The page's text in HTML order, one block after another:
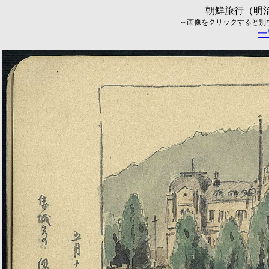
朝鮮旅行（明
～画像をクリックすると
一